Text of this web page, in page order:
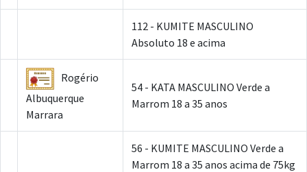
112 - KUMITE MASCULINO
Absoluto 18 e acima
Rogério
Albuquerque
Marrara
54 - KATA MASCULINO Verde a
Marrom 18 a 35 anos
56 - KUMITE MASCULINO Verde a
Marrom 18 a 35 anos acima de 75kg